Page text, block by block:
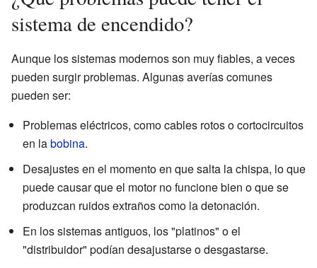
sistema de encendido?
Aunque los sistemas modernos son muy fiables, a veces
pueden surgir problemas. Algunas averías comunes
pueden ser:
Problemas eléctricos, como cables rotos o cortocircuitos
en labobina.
Desajustes en el momento en que salta la chispa, lo que
puede causar que el motor no funcione bien o que se
produzcan ruidos extraños como la detonación.
En los sistemas antiguos, los "platinos" o el
"distribuidor" podían desajustarse o desgastarse.